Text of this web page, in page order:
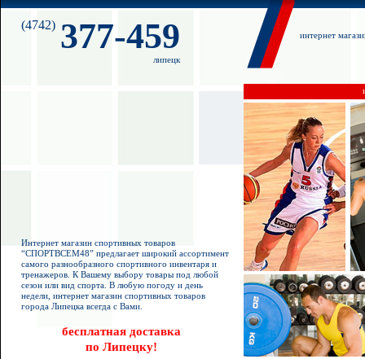
(4742) 377-459
липецк
интернет
Интернет магазин спортивных товаров
“СПОРТВСЕМ48” предлагает широкий ассортимент
самого разнообразного спортивного инвентаря и
тренажеров. К Вашему выбору товары под любой
сезон или вид спорта. В любую погоду и день
недели, интернет магазин спортивных товаров
города Липецка всегда с Вами.
бесплатная доставка
по Липецку!